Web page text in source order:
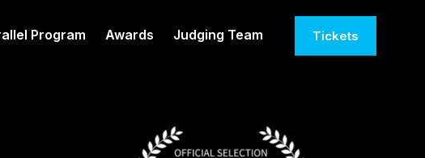
Program Awards Judging Team Tickets